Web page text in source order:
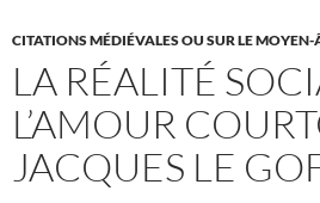
CITATIONS MÉDIÉVALES OU SUR LE MOYEN-
LA RÉALITÉ
L’AMOUR
JACQUES LE